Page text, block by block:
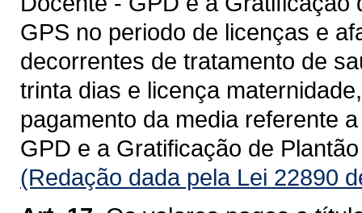
GPS no periodo de licenças e
decorrentes de tratamento de
trinta dias e licença
pagamento da media referente
GPD e a Gratificação de
(Redação dada pela Lei 22890